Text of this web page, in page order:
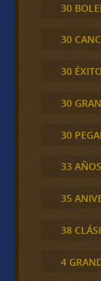
30
30
30
30
30
33
35
38
4